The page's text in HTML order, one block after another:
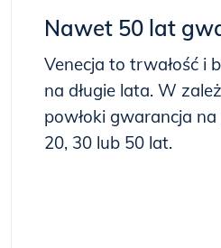
Nawet 50 lat
Venecja to trwałość i
na długie lata. W
powłoki gwarancja
20, 30 lub 50 lat.